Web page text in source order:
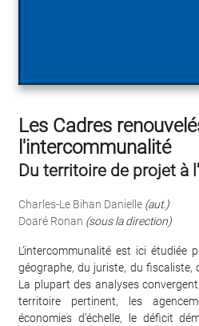
Les Cadres
l'intercommunalité
Du territoire de projet à
Charles-Le Bihan Danielle (aut.)
Doaré Ronan (sous la direction)
L’intercommunalité est ici étudiée
géographe, du juriste, du fiscaliste,
La plupart des analyses
territoire pertinent, les
économies d’échelle, le déficit